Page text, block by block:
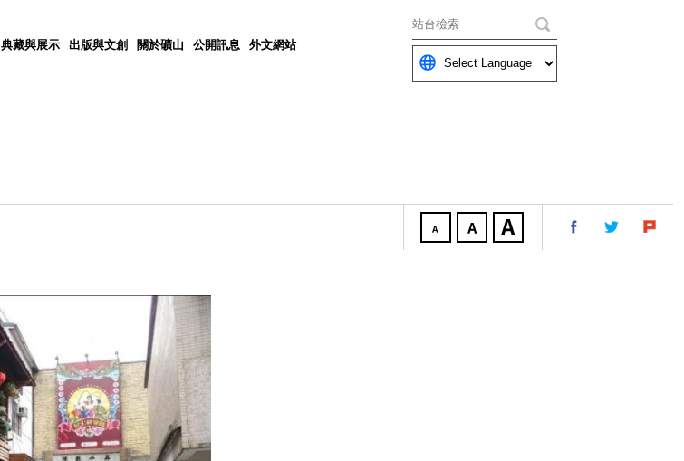
典藏與展示 出版與文創 關於礦山 公開訊息 外文網站
關鍵字